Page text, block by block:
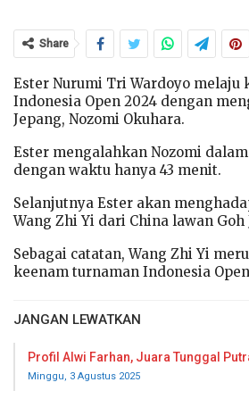
Share
Ester Nurumi Tri Wardoyo melaju
Indonesia Open 2024 dengan
Jepang, Nozomi Okuhara.
Ester mengalahkan Nozomi dalam
dengan waktu hanya 43 menit.
Selanjutnya Ester akan
Wang Zhi Yi dari China lawan Goh
Sebagai catatan, Wang Zhi Yi
keenam turnaman Indonesia
JANGAN LEWATKAN
Profil Alwi Farhan, Juara Tunggal
Minggu, 3 Agustus 2025